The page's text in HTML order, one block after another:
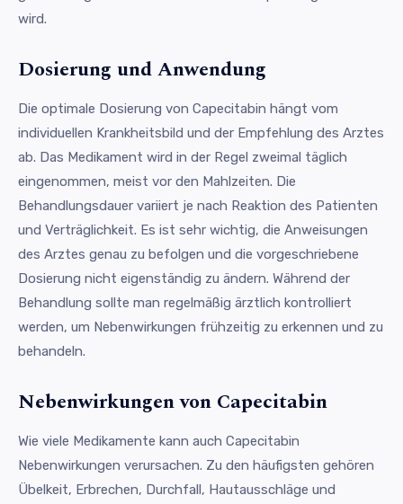
wird.
Dosierung und Anwendung
Die optimale Dosierung von Capecitabin hängt vom
individuellen Krankheitsbild und der Empfehlung des Arztes
ab. Das Medikament wird in der Regel zweimal täglich
eingenommen, meist vor den Mahlzeiten. Die
Behandlungsdauer variiert je nach Reaktion des Patienten
und Verträglichkeit. Es ist sehr wichtig, die Anweisungen
des Arztes genau zu befolgen und die vorgeschriebene
Dosierung nicht eigenständig zu ändern. Während der
Behandlung sollte man regelmäßig ärztlich kontrolliert
werden, um Nebenwirkungen frühzeitig zu erkennen und zu
behandeln.
Nebenwirkungen von Capecitabin
Wie viele Medikamente kann auch Capecitabin
Nebenwirkungen verursachen. Zu den häufigsten gehören
Übelkeit, Erbrechen, Durchfall, Hautausschläge und